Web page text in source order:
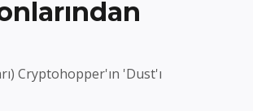
Cryptohopper'ın 'Dust'ı